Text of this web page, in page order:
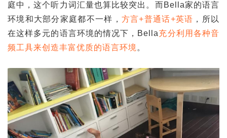
庭中，这个听力词汇量也算比较突出。而Bella家的语言
环境和大部分家庭都不一样， 方言+普通话+英语 ，所以
在这样多元的语言环境的情况下，Bella充分利用各种音
频工具来创造丰富优质的语言环境 。